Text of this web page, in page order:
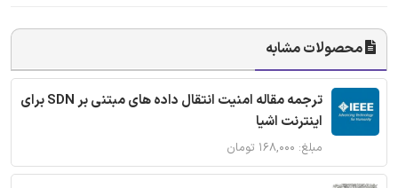
محصولات مشابه
ترجمه مقاله امنیت انتقال داده های مبتنی بر SDN برای
اینترنت اشیا
مبلغ: ۱۶۸,۰۰۰ تومان